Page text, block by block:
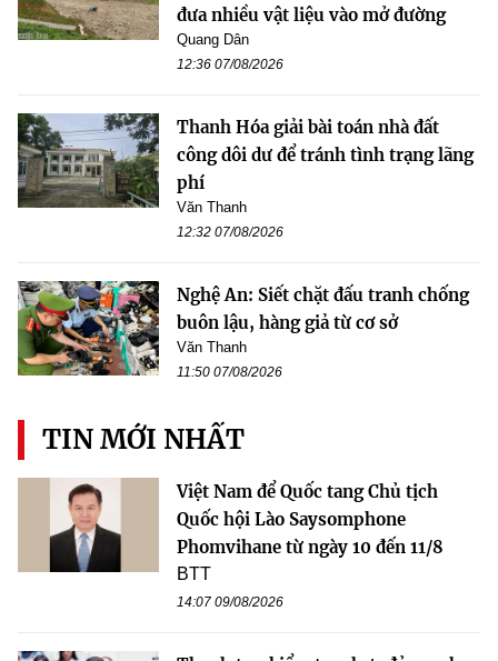
đưa nhiều vật liệu vào mở đường
Quang Dân
12:36 07/08/2026
Thanh Hóa giải bài toán nhà đất
công dôi dư để tránh tình trạng lãng
phí
Văn Thanh
12:32 07/08/2026
Nghệ An: Siết chặt đấu tranh chống
buôn lậu, hàng giả từ cơ sở
Văn Thanh
11:50 07/08/2026
TIN MỚI NHẤT
Việt Nam để Quốc tang Chủ tịch
Quốc hội Lào Saysomphone
Phomvihane từ ngày 10 đến 11/8
BTT
14:07 09/08/2026